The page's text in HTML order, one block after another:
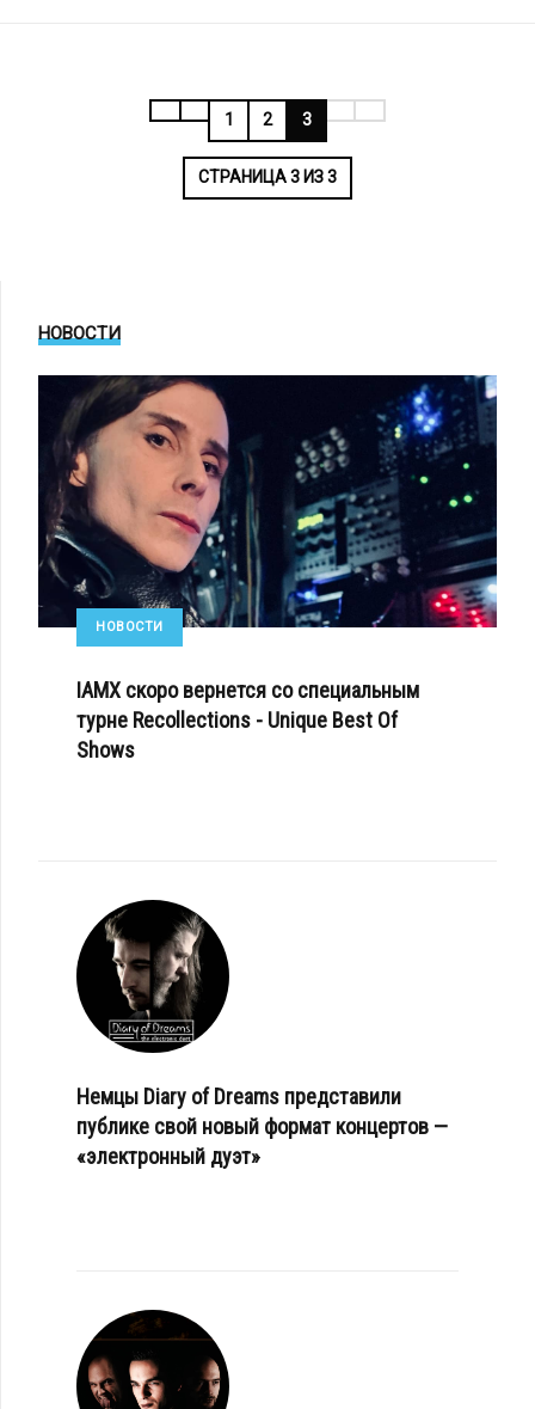
СТРАНИЦА 3 ИЗ 3
1 2 3
НОВОСТИ
НОВОСТИ
IAMX скоро вернется со специальным
турне Recollections - Unique Best Of
Shows
Немцы Diary of Dreams представили
публике свой новый формат концертов —
«электронный дуэт»